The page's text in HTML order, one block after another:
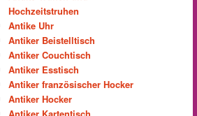
Hochzeitstruhen
Antike Uhr
Antiker Beistelltisch
Antiker Couchtisch
Antiker Esstisch
Antiker französischer Hocker
Antiker Hocker